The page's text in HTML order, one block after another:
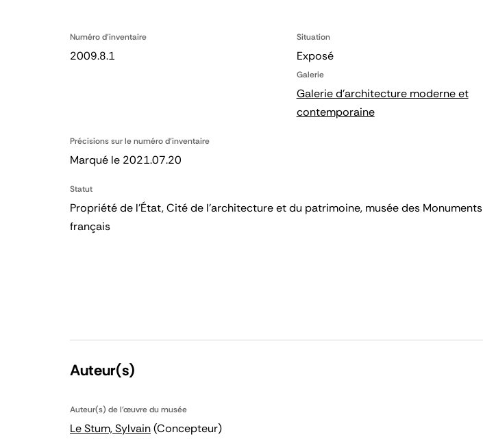
Numéro d'inventaire
2009.8.1
Situation
Exposé
Galerie
Galerie d'architecture moderne et
contemporaine
Précisions sur le numéro d'inventaire
Marqué le 2021.07.20
Statut
Propriété de l’État, Cité de l’architecture et du patrimoine, musée des Monuments
français
Auteur(s)
Auteur(s) de l'œuvre du musée
Le Stum, Sylvain(Concepteur)